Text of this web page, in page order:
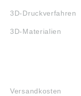
3D-Druckverfahren
3D-Materialien
Versandkosten